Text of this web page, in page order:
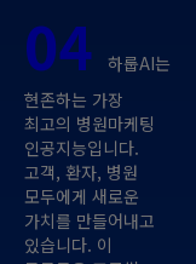
04
하룹AI는
현존하는 가장
최고의 병원마케팅
인공지능입니다.
고객, 환자, 병원
모두에게 새로운
가치를 만들어내고
있습니다. 이